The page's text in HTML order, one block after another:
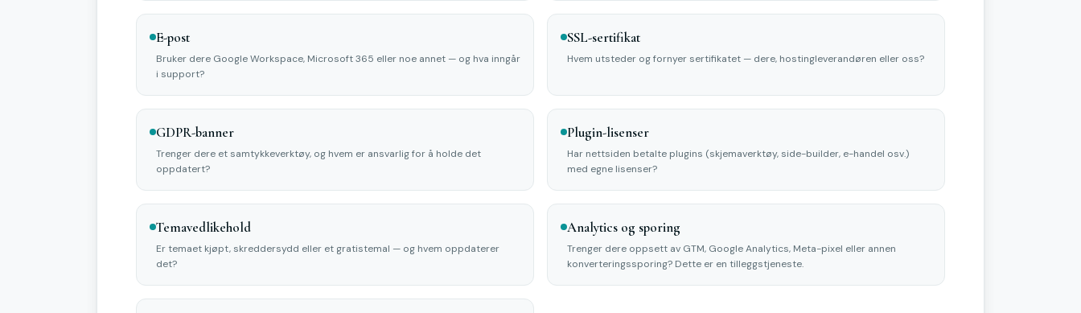
E-post
Bruker dere Google Workspace, Microsoft 365 eller noe annet — og hva inngår
i support?
SSL-sertifikat
Hvem utsteder og fornyer sertifikatet — dere, hostingleverandøren eller oss?
GDPR-banner
Trenger dere et samtykkeverktøy, og hvem er ansvarlig for å holde det
oppdatert?
Plugin-lisenser
Har nettsiden betalte plugins (skjemaverktøy, side-builder, e-handel osv.)
med egne lisenser?
Temavedlikehold
Er temaet kjøpt, skreddersydd eller et gratistemal — og hvem oppdaterer
det?
Analytics og sporing
Trenger dere oppsett av GTM, Google Analytics, Meta-pixel eller annen
konverteringssporing? Dette er en tilleggstjeneste.